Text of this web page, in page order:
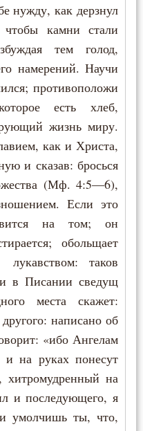
нужду, как дерзнул
камни стали
тем голод,
намерений. Научи
противоположи
есть хлеб,
жизнь миру.
как и Христа,
и сказав: бросься
(Мф. 4:5—6),
Если это
на том; он
обольщает
таков
в Писании сведущ
места скажет:
написано об
«ибо Ангелам
и на руках понесут
на
и последующего, я
умолчишь ты, что,